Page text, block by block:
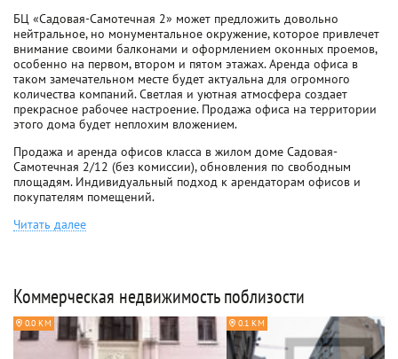
БЦ «Садовая-Самотечная 2» может предложить довольно
нейтральное, но монументальное окружение, которое привлечет
внимание своими балконами и оформлением оконных проемов,
особенно на первом, втором и пятом этажах. Аренда офиса в
таком замечательном месте будет актуальна для огромного
количества компаний. Светлая и уютная атмосфера создает
прекрасное рабочее настроение. Продажа офиса на территории
этого дома будет неплохим вложением.
Продажа и аренда офисов класса в жилом доме Садовая-
Самотечная 2/12 (без комиссии), обновления по свободным
площадям. Индивидуальный подход к арендаторам офисов и
покупателям помещений.
Читать далее
Коммерческая недвижимость поблизости
0.0 КМ 0.1 КМ